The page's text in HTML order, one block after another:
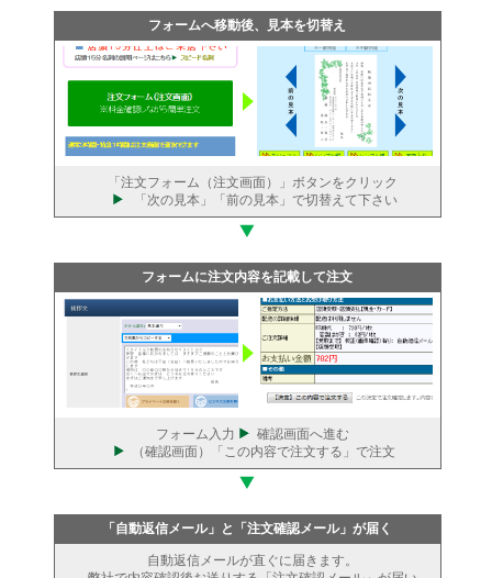
を頂いてからの印刷になります。
注文画面へ進んでから見本を選ぶ方法
フォームへ移動後、見本を切替え
「注文フォーム（注文画面）」ボタンをクリック
「次の見本」「前の見本」で切替えて下さい
フォームに注文内容を記載して注文
フォーム入力
確認画面へ進む